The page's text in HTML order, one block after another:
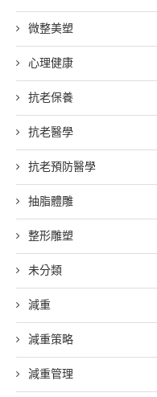
微整美塑
心理健康
抗老保養
抗老醫學
抗老預防醫學
抽脂體雕
整形雕塑
未分類
減重
減重策略
減重管理